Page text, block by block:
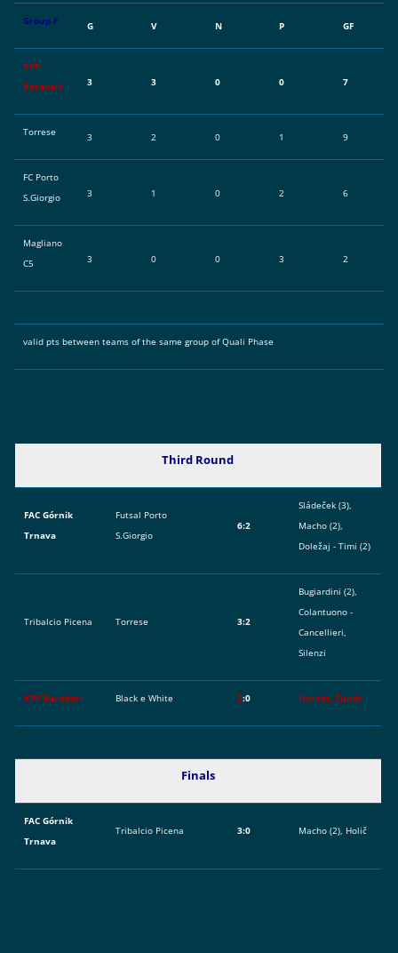
Group F G V N P GF
KPP
Baraberi
3 3 0 0 7
Torrese 3 2 0 1 9
FC Porto
S.Giorgio
3 1 0 2 6
Magliano
C5
3 0 0 3 2
valid pts between teams of the same group of Quali Phase
Third Round
FAC Górnik
Trnava
Futsal Porto
S.Giorgio
6:2
Sládeček (3),
Macho (2),
Doležaj - Timi (2)
Tribalcio Picena Torrese 3:2
Bugiardini (2),
Colantuono -
Cancellieri,
Silenzi
KPP Baraberi Black e White 2:0 Horvát, Čuhár
Finals
FAC Górnik
Trnava
Tribalcio Picena 3:0 Macho (2), Holič